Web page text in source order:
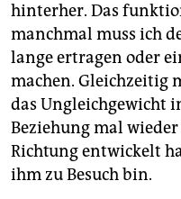
hinterher. Das
manchmal muss ich
lange ertragen oder
machen. Gleichzeitig
das Ungleichgewicht
Beziehung mal
Richtung entwickelt
ihm zu Besuch bin.